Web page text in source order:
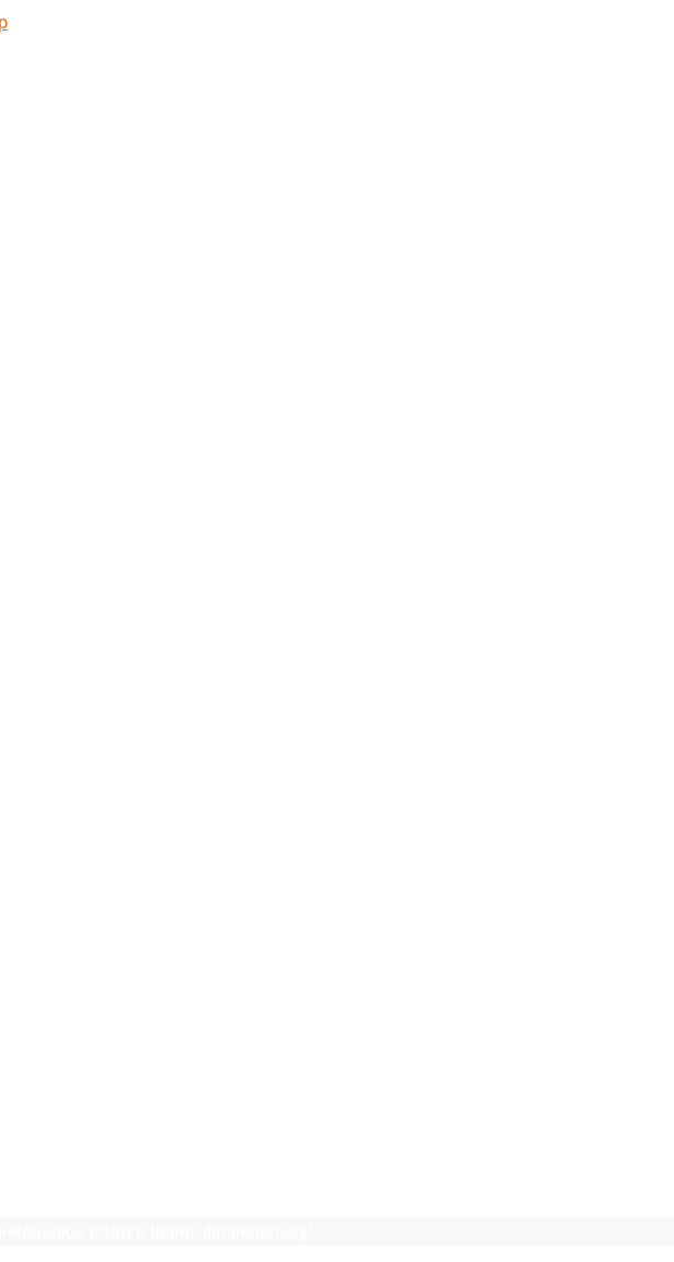
ВОДИ В ІВАНО-ФРАНКІВСЬКУ
води в Івано-Франківську"